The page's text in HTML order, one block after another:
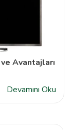
Avantajları
Devamını Oku